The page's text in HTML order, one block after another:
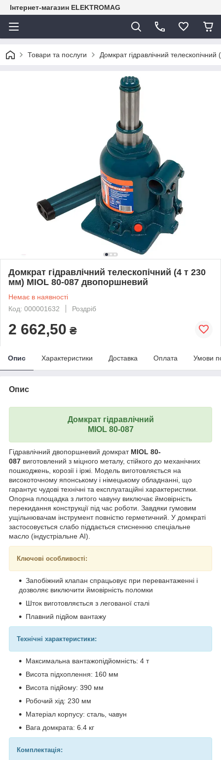
Інтернет-магазин ELEKTROMAG
Товари та послуги Домкрат гідравлічний
Домкрат гідравлічний телескопічний (4 т 230
мм) MIOL 80-087 двопоршневий
Немає в наявності
Код: 000001632
Роздріб
2 662,50 ₴
Опис Характеристики Доставка Оплата Умови
Опис
Домкрат гідравлічний
MIOL 80-087
Гідравлічний двопоршневий домкрат MIOL 80-
087 виготовлений з міцного металу, стійкого до механічних
пошкоджень, корозії і іржі. Модель виготовляється на
високоточному японському і німецькому обладнанні, що
гарантує чудові технічні та експлуатаційні характеристики.
Опорна площадка з литого чавуну виключає ймовірність
перекидання конструкції під час роботи. Завдяки гумовим
ущільнювачам інструмент повністю герметичний. У домкраті
застосовується слабо піддається стисненню спеціальне
масло (індустріальне АІ).
Ключові особливості:
Запобіжний клапан спрацьовує при перевантаженні і
дозволяє виключити ймовірність поломки
Шток виготовляється з легованої сталі
Плавний підйом вантажу
Технічні характеристики:
Максимальна вантажопідйомність: 4 т
Висота підхоплення: 160 мм
Висота підйому: 390 мм
Робочий хід: 230 мм
Матеріал корпусу: сталь, чавун
Вага домкрата: 6.4 кг
Комплектація: